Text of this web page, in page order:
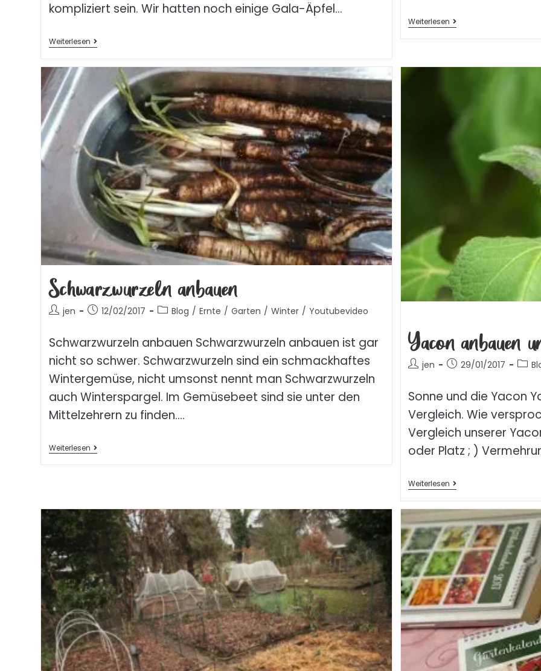
kompliziert sein. Wir hatten noch einige Gala-Äpfel…
Weiterlesen
Weiterlesen
Schwarzwurzeln anbauen
jen 12/02/2017 Blog / Ernte / Garten / Winter / Youtubevideo
Schwarzwurzeln anbauen Schwarzwurzeln anbauen ist gar
nicht so schwer. Schwarzwurzeln sind ein schmackhaftes
Wintergemüse, nicht umsonst nennt man Schwarzwurzeln
auch Winterspargel. Im Gemüsebeet sind sie unter den
Mittelzehrern zu finden.…
Weiterlesen
Yacon anbauen
jen 29/01/2017
Sonne und die Yacon
Vergleich. Wie
Vergleich unserer
oder Platz ; )
Weiterlesen